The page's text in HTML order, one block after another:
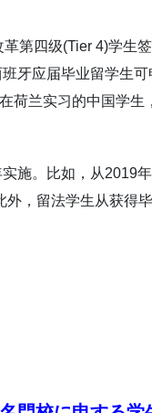
第四级(Tier 4)学生
牙应届毕业留学生
荷兰实习的中国学
施。比如，从2019
，留法学生从获得